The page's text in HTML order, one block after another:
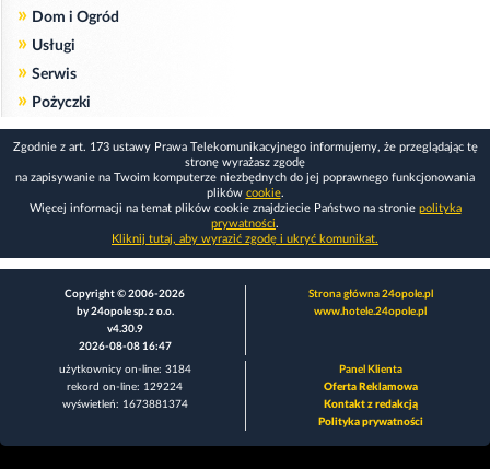
» Dom i Ogród
» Usługi
» Serwis
» Pożyczki
Zgodnie z art. 173 ustawy Prawa Telekomunikacyjnego informujemy, że przeglądając tę
stronę wyrażasz zgodę
na zapisywanie na Twoim komputerze niezbędnych do jej poprawnego funkcjonowania
plików cookie.
Więcej informacji na temat plików cookie znajdziecie Państwo na stronie polityka
prywatności.
Kliknij tutaj, aby wyrazić zgodę i ukryć komunikat.
Copyright © 2006-2026
by 24opole sp. z o.o.
v4.30.9
2026-08-08 16:47
Strona główna 24opole.pl
www.hotele.24opole.pl
użytkownicy on-line: 3184
rekord on-line: 129224
wyświetleń: 1673881374
Panel Klienta
Oferta Reklamowa
Kontakt z redakcją
Polityka prywatności